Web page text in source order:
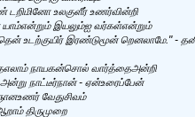
டறிமினோ உலகுளீர் உணர்வின்றி
யாம்என்றும் இயலும்ஐ வர்கள்என்றும்
உடற்குயிர் இரண்டுமூன் றெனலாமே." -
நாயகன்சொல் வார்த்தைஅன்றி
நாட்டீர்நான் - ஏன்உரைப்பேன்
வேதுசிவம்
திருமுறை